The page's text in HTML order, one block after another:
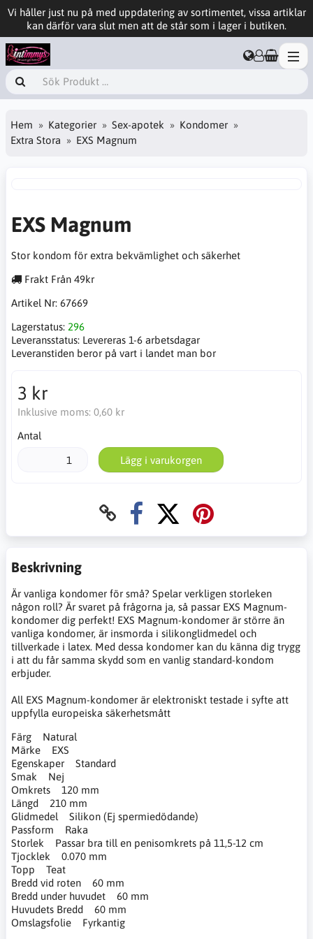
Vi håller just nu på med uppdatering av sortimentet, vissa artiklar
kan därför vara slut men att de står som i lager i butiken.
Hem Kategorier Sex-apotek
Kondomer
Extra Stora
EXS Magnum
EXS Magnum
Stor kondom för extra bekvämlighet och säkerhet
Frakt Från 49kr
Artikel Nr: 67669
Lagerstatus: 296
Leveransstatus: Levereras 1-6 arbetsdagar
Leveranstiden beror på vart i landet man bor
3 kr
Inklusive moms: 0,60 kr
Antal
Lägg i varukorgen
Beskrivning
Är vanliga kondomer för små? Spelar verkligen storleken
någon roll? Är svaret på frågorna ja, så passar EXS Magnum-
kondomer dig perfekt! EXS Magnum-kondomer är större än
vanliga kondomer, är insmorda i silikonglidmedel och
tillverkade i latex. Med dessa kondomer kan du känna dig trygg
i att du får samma skydd som en vanlig standard-kondom
erbjuder.
All EXS Magnum-kondomer är elektroniskt testade i syfte att
uppfylla europeiska säkerhetsmått
Färg Natural
Märke EXS
Egenskaper Standard
Smak Nej
Omkrets 120 mm
Längd 210 mm
Glidmedel Silikon (Ej spermiedödande)
Passform Raka
Storlek Passar bra till en penisomkrets på 11,5-12 cm
Tjocklek 0.070 mm
Topp Teat
Bredd vid roten 60 mm
Bredd under huvudet 60 mm
Huvudets Bredd 60 mm
Omslagsfolie Fyrkantig